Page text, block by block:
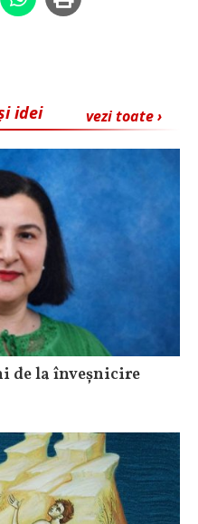
vezi toate ›
idei
de la înveșnicire